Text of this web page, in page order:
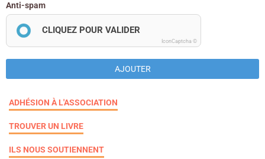
Anti-spam
CLIQUEZ POUR VALIDER
IconCaptcha ©
AJOUTER
ADHÉSION À L'ASSOCIATION
TROUVER UN LIVRE
ILS NOUS SOUTIENNENT